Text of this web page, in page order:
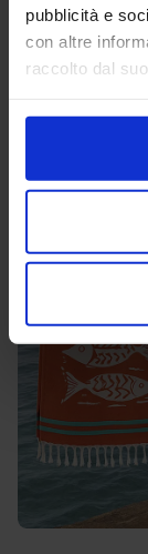
pubblicità e
con altre
raccolto dal